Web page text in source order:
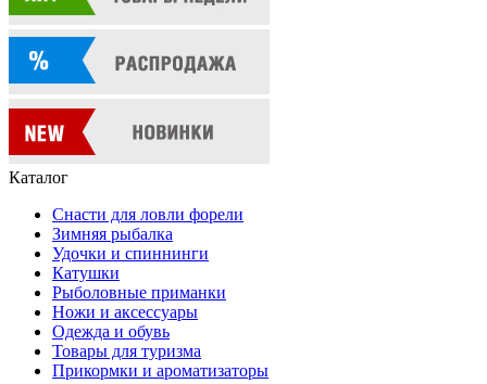
Каталог
Снасти для ловли форели
Зимняя рыбалка
Удочки и спиннинги
Катушки
Рыболовные приманки
Ножи и аксессуары
Одежда и обувь
Товары для туризма
Прикормки и ароматизаторы